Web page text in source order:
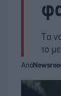
Τα
το
Από